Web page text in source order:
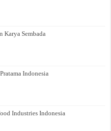
Karya Sembada
Indonesia
Industries Indonesia